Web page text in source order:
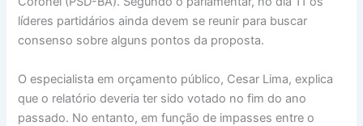
líderes partidários ainda devem se reunir para buscar
consenso sobre alguns pontos da proposta.
O especialista em orçamento público, Cesar Lima, explica
que o relatório deveria ter sido votado no fim do ano
passado. No entanto, em função de impasses entre o